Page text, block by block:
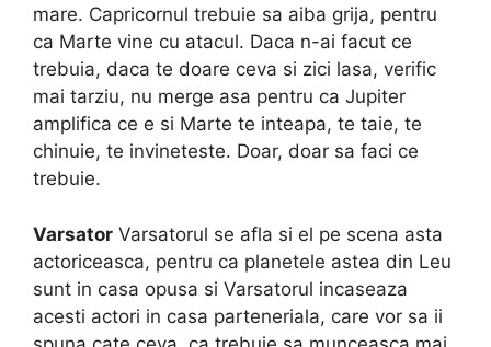
mare. Capricornul trebuie sa aiba grija, pentru
ca Marte vine cu atacul. Daca n-ai facut ce
trebuia, daca te doare ceva si zici lasa, verific
mai tarziu, nu merge asa pentru ca Jupiter
amplifica ce e si Marte te inteapa, te taie, te
chinuie, te invineteste. Doar, doar sa faci ce
trebuie.
Varsator Varsatorul se afla si el pe scena asta
actoriceasca, pentru ca planetele astea din Leu
sunt in casa opusa si Varsatorul incaseaza
acesti actori in casa parteneriala, care vor sa ii